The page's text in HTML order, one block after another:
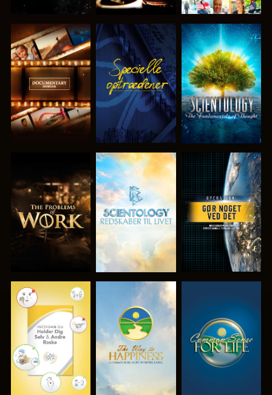
UDFORSK
SERIEN
SE
UDFORSK
SERIEN
UDFORSK
SERIEN
UDFORSK
SERIEN
SE
SE SE SE